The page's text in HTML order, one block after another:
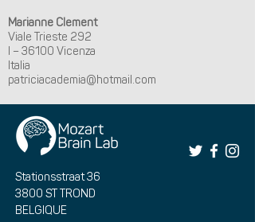
Marianne Clement
Viale Trieste 292
I – 36100 Vicenza
Italia
patriciacademia@hotmail.com
Stationsstraat 36
3800 ST TROND
BELGIQUE